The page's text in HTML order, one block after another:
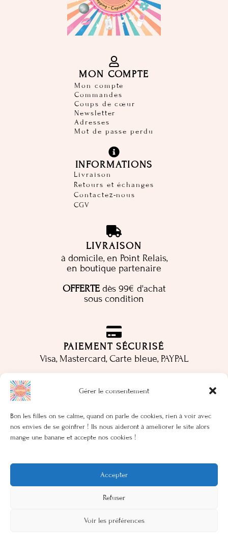
Gérer le consentement
Bon les filles on se calme, quand on parle de cookies, rien à voir avec
nos envies de se goinfrer ! Ils nous aideront à améliorer le site alors
mange une banane et accepte nos cookies !
Accepter
Refuser
Voir les préférences
MON COMPTE
Mon compte
Commandes
Coups de cœur
Newsletter
Adresses
Mot de passe perdu
INFORMATIONS
Livraison
Retours et échanges
Contactez-nous
CGV
LIVRAISON
à domicile, en Point Relais,
en boutique partenaire
OFFERTEdès 99€ d'achat
sous condition
PAIEMENT SÉCURISÉ
Visa, Mastercard, Carte bleue, PAYPAL
Rendez-vous un Mardi sur deux via Instagram et
Facebook pour nos lives entre copines